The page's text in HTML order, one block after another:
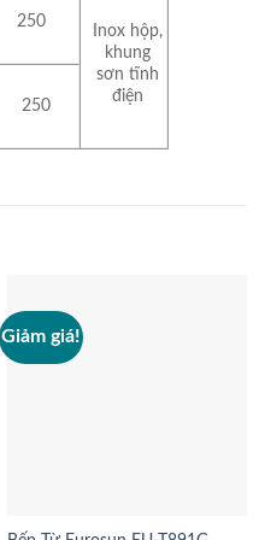
250
Inox hộp,
khung
sơn tĩnh
điện
250
Giảm giá!